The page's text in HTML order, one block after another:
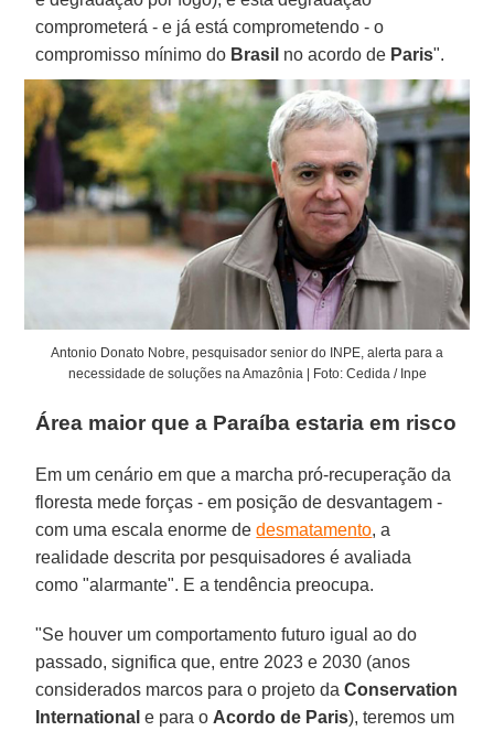
comprometerá - e já está comprometendo - o
compromisso mínimo do Brasil no acordo de Paris".
Antonio Donato Nobre, pesquisador senior do INPE, alerta para a
necessidade de soluções na Amazônia | Foto: Cedida / Inpe
Área maior que a Paraíba estaria em risco
Em um cenário em que a marcha pró-recuperação da
floresta mede forças - em posição de desvantagem -
com uma escala enorme dedesmatamento, a
realidade descrita por pesquisadores é avaliada
como "alarmante". E a tendência preocupa.
"Se houver um comportamento futuro igual ao do
passado, significa que, entre 2023 e 2030 (anos
considerados marcos para o projeto daConservation
International e para o Acordo de Paris), teremos um